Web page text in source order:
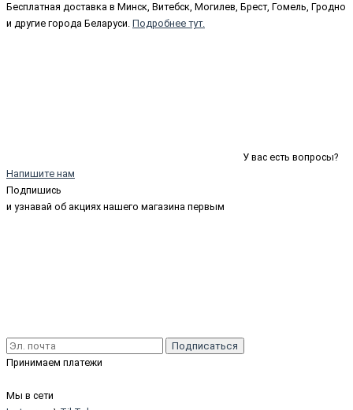
Бесплатная доставка в Минск, Витебск, Могилев, Брест, Гомель, Гродно
и другие города Беларуси. Подробнее тут.
У вас есть вопросы?
Напишите нам
Подпишись
и узнавай об акциях нашего магазина первым
Подписаться
Принимаем платежи
Мы в сети